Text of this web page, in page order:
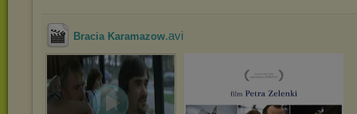
Bracia Karamazow.avi